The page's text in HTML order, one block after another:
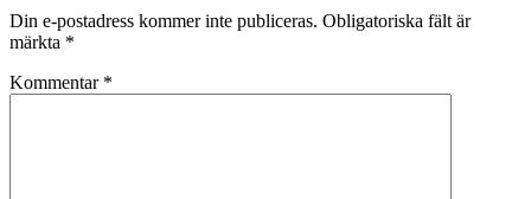
Din e-postadress kommer inte publiceras. Obligatoriska fält är
märkta *
Kommentar *